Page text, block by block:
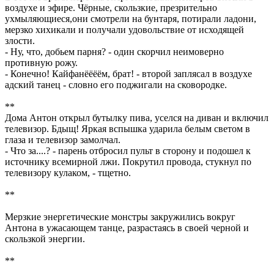
воздухе и эфире. Чёрные, скользкие, презрительно
ухмыляющиеся,они смотрели на бунтаря, потирали ладони,
мерзко хихикали и получали удовольствие от исходящей
злости.
- Ну, что, добьем парня? - один скорчил неимоверно
противную рожу.
- Конечно! Кайфанёёёём, брат! - второй заплясал в воздухе
адский танец - словно его поджигали на сковородке.
**
Дома Антон открыл бутылку пива, уселся на диван и включил
телевизор. Бдыщ! Яркая вспышка ударила белым светом в
глаза и телевизор замолчал.
- Что за....? - парень отбросил пульт в сторону и подошел к
источнику всемирной лжи. Покрутил провода, стукнул по
телевизору кулаком, - тщетно.
**
Мерзкие энергетические монстры закружились вокруг
Антона в ужасающем танце, разрастаясь в своей черной и
скользкой энергии.
**